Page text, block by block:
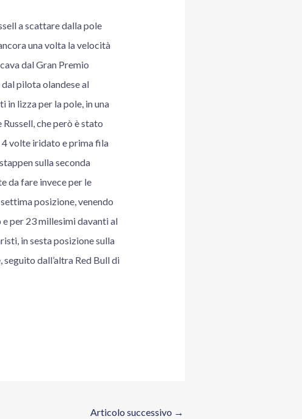
a scattare dalla pole
una volta la velocità
dal Gran Premio
pilota olandese al
lizza per la pole, in una
che però è stato
4 volte iridato e prima fila
sulla seconda
da fare invece per le
posizione, venendo
per 23 millesimi davanti al
in sesta posizione sulla
dall’altra Red Bull di
Articolo successivo →